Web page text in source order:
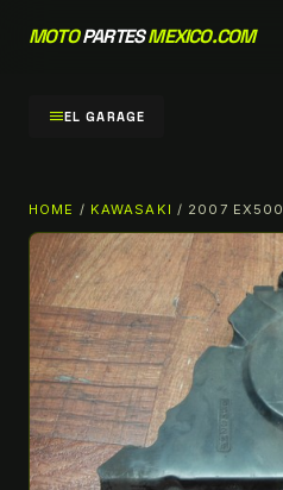
MOTOPARTESMEXICO.COM
menuEL GARAGE
HOME / KAWASAKI / 2007 EX500